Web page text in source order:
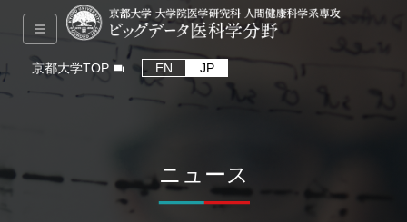
京都大学TOP EN JP
ニュース